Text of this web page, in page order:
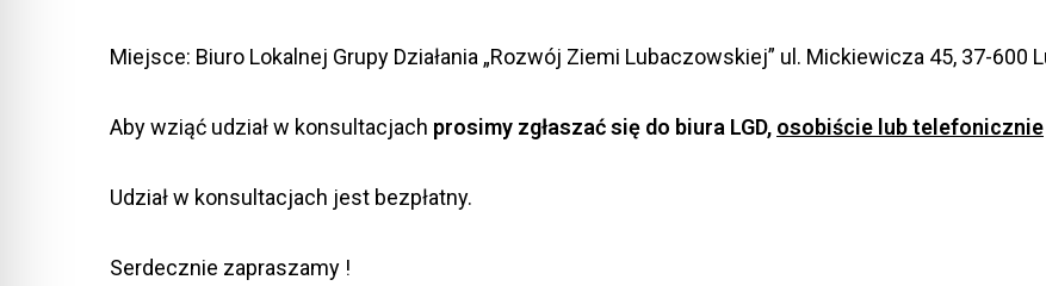
Miejsce: Biuro Lokalnej Grupy Działania „Rozwój Ziemi Lubaczowskiej” ul. Mickiewicza 45, 37-600
Aby wziąć udział w konsultacjach prosimy zgłaszać się do biura LGD, osobiście lub telefonicznie
Udział w konsultacjach jest bezpłatny.
Serdecznie zapraszamy !